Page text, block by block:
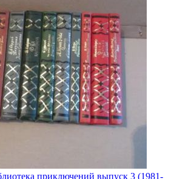
приключений выпуск 3 (1981-